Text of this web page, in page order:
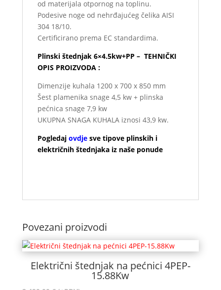
od materijala otpornog na toplinu.
Podesive noge od nehrđajućeg čelika AISI
304 18/10.
Certificirano prema EC standardima.
Plinski štednjak 6×4.5kw+PP – TEHNIČKI
OPIS PROIZVODA :
Dimenzije kuhala 1200 x 700 x 850 mm
Šest plamenika snage 4,5 kw + plinska
pećnica snage 7,9 kw
UKUPNA SNAGA KUHALA iznosi 43,9 kw.
Pogledaj ovdje sve tipove plinskih i
električnih štednjaka iz naše ponudeiz
Povezani proizvodi
Električni štednjak na pećnici 4PEP-
15.88Kw